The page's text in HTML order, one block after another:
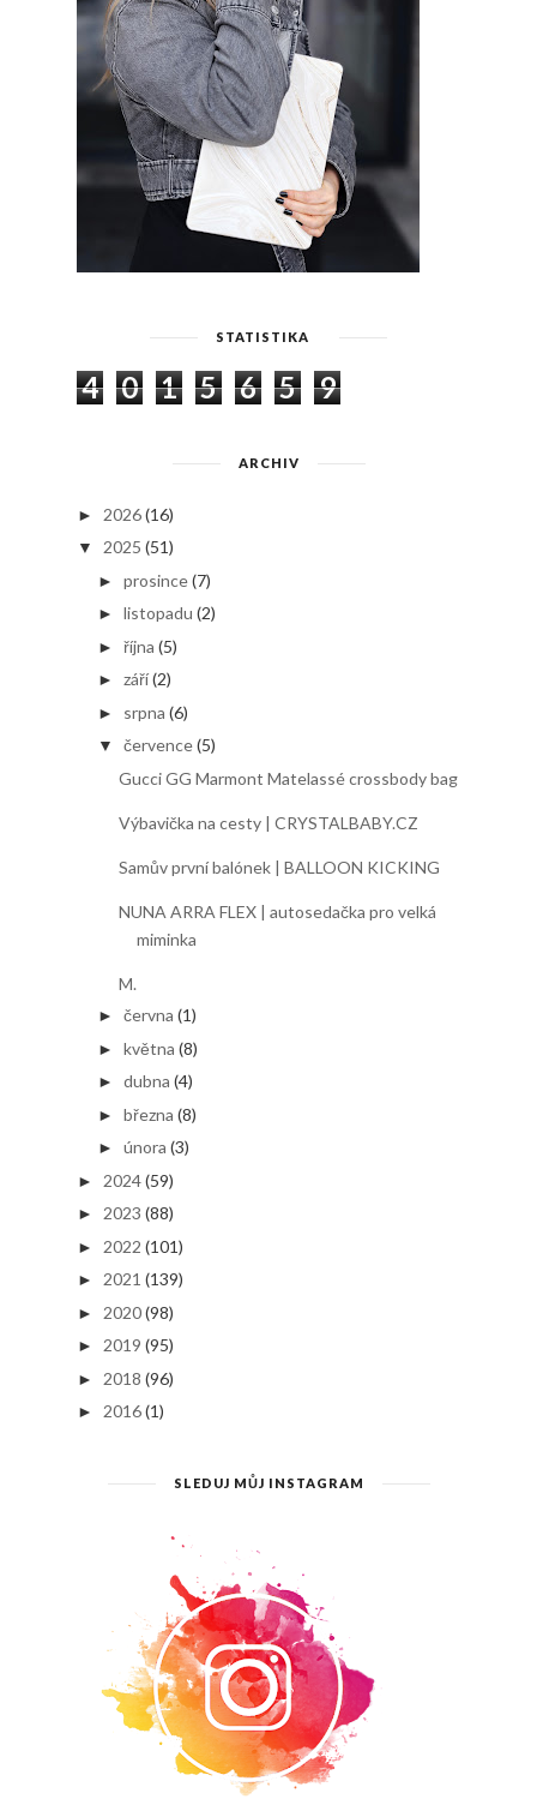
STATISTIKA
4 0 1 5 6 5 9
ARCHIV
► 2026(16)
▼ 2025 (51)
► prosince(7)
► listopadu (2)
► října (5)
► září(2)
► srpna (6)
▼ července(5)
Gucci GG Marmont Matelassé crossbody bag
Výbavička na cesty | CRYSTALBABY.CZ
Samův první balónek | BALLOON KICKING
NUNA ARRA FLEX | autosedačka pro velká
miminka
M.
► června (1)
► května (8)
► dubna (4)
► března (8)
► února (3)
► 2024(59)
► 2023 (88)
► 2022 (101)
► 2021 (139)
► 2020(98)
► 2019 (95)
► 2018 (96)
► 2016(1)
SLEDUJ MŮJ INSTAGRAM